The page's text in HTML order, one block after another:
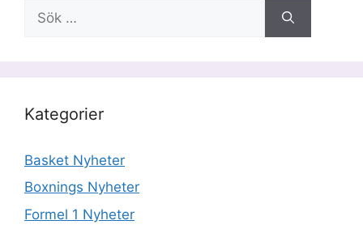
efter:
Kategorier
Basket Nyheter
Boxnings Nyheter
Formel 1 Nyheter